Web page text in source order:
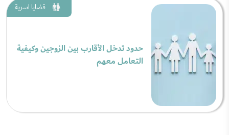
قضايا اسرية
حدود تدخل الأقارب بين الزوجين وكيفية
التعامل معهم